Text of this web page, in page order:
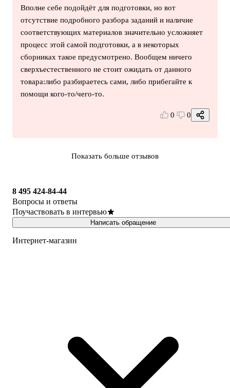
Вполне себе подойдёт для подготовки, но вот
отсутствие подробного разбора заданий и наличие
соответствующих материалов значительно усложняет
процесс этой самой подготовки, а в некоторых
сборниках такое предусмотрено. Вообщем ничего
сверхъестественного не стоит ожидать от данного
товара:либо разбираетесь сами, либо прибегайте к
помощи кого-то/чего-то.
0 0
Показать больше отзывов
8 495 424-84-44
Вопросы и ответы
Поучаствовать в интервью
Написать обращение
Интернет-магазин